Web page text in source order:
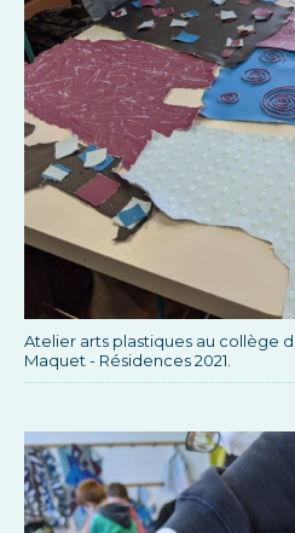
Atelier arts plastiques au collège
Maquet - Résidences 2021.